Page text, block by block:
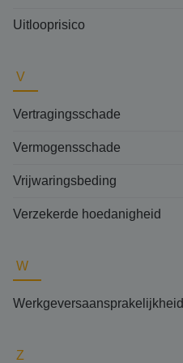
Uitlooprisico
V
Vertragingsschade
Vermogensschade
Vrijwaringsbeding
Verzekerde hoedanigheid
W
Werkgeversaansprakelijkheid
Z